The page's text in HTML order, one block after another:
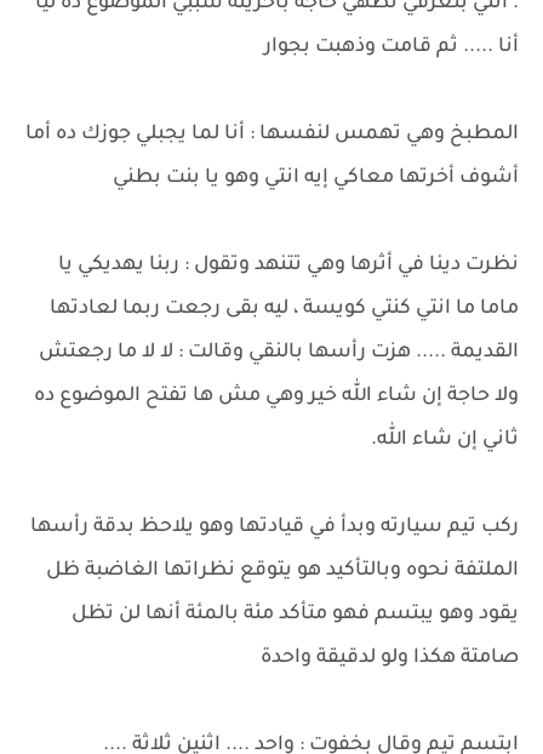
أنا ..... ثم قامت وذهبت بجوار
المطبخ وهي تهمس لنفسها : أنا لما يجبلي جوزك ده أما
أشوف أخرتها معاكي إيه انتي وهو يا بنت بطني
نظرت دينا في أثرها وهي تتنهد وتقول : ربنا يهديكي يا
ماما ما انتي كنتي كويسة ، ليه بقى رجعت ربما لعادتها
القديمة ..... هزت رأسها بالنقي وقالت : لا لا ما رجعتش
ولا حاجة إن شاء الله خير وهي مش ها تفتح الموضوع ده
ثاني إن شاء الله.
ركب تيم سيارته وبدأ في قيادتها وهو يلاحظ بدقة رأسها
الملتفة نحوه وبالتأكيد هو يتوقع نظراتها الغاضبة ظل
يقود وهو يبتسم فهو متأكد مئة بالمئة أنها لن تظل
صامتة هكذا ولو لدقيقة واحدة
ابتسم تيم وقال بخفوت : واحد .... اثنين ثلاثة ....